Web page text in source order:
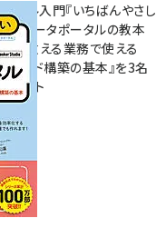
ール入門『いちばんやさし
データポータルの教本
が教える業務で使える
ボード構築の基本』を3名
ゼント